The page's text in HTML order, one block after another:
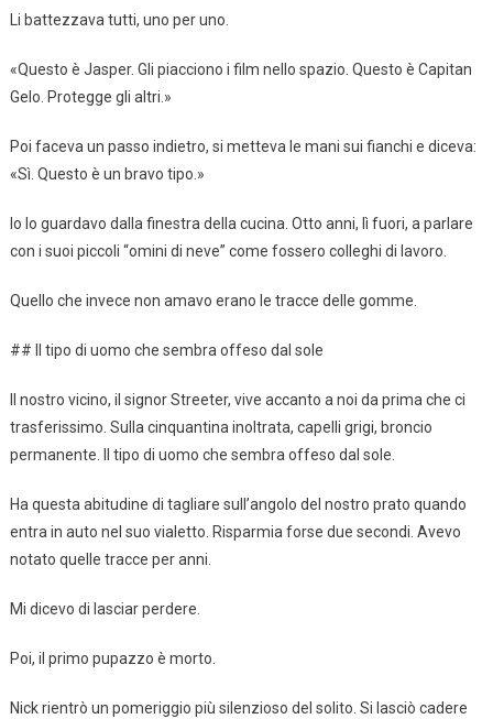
Li battezzava tutti, uno per uno.
«Questo è Jasper. Gli piacciono i film nello spazio. Questo è Capitan
Gelo. Protegge gli altri.»
Poi faceva un passo indietro, si metteva le mani sui fianchi e diceva:
«Sì. Questo è un bravo tipo.»
Io lo guardavo dalla finestra della cucina. Otto anni, lì fuori, a parlare
con i suoi piccoli “omini di neve” come fossero colleghi di lavoro.
Quello che invece non amavo erano le tracce delle gomme.
## Il tipo di uomo che sembra offeso dal sole
Il nostro vicino, il signor Streeter, vive accanto a noi da prima che ci
trasferissimo. Sulla cinquantina inoltrata, capelli grigi, broncio
permanente. Il tipo di uomo che sembra offeso dal sole.
Ha questa abitudine di tagliare sull’angolo del nostro prato quando
entra in auto nel suo vialetto. Risparmia forse due secondi. Avevo
notato quelle tracce per anni.
Mi dicevo di lasciar perdere.
Poi, il primo pupazzo è morto.
Nick rientrò un pomeriggio più silenzioso del solito. Si lasciò cadere